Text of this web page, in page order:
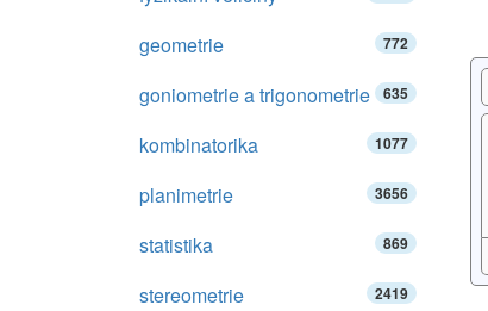
geometrie 772
goniometrie a trigonometrie 635
kombinatorika 1077
planimetrie 3656
statistika 869
stereometrie 2419